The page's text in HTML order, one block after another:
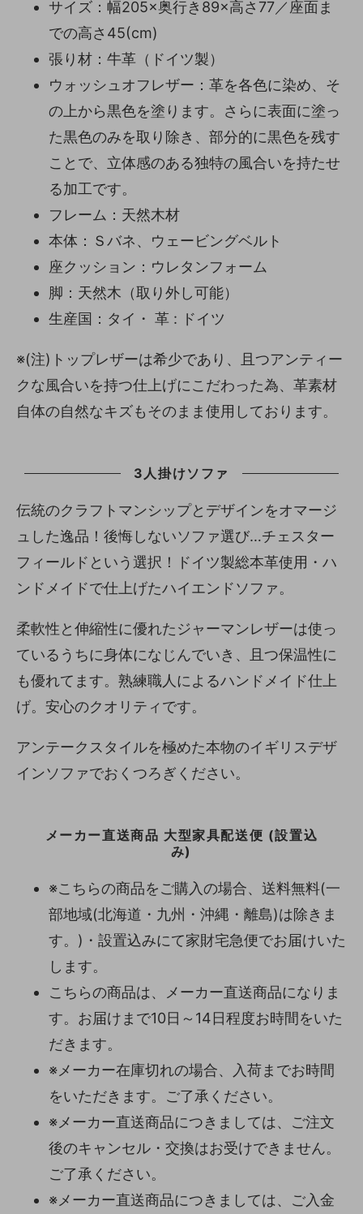
サイズ：幅205×奥行き89×高さ77／座面ま
での高さ45(cm)
張り材：牛革（ドイツ製）
ウォッシュオフレザー：革を各色に染め、そ
の上から黒色を塗ります。さらに表面に塗っ
た黒色のみを取り除き、部分的に黒色を残す
ことで、立体感のある独特の風合いを持たせ
る加工です。
フレーム：天然木材
本体：Ｓバネ、ウェービングベルト
座クッション：ウレタンフォーム
脚：天然木（取り外し可能）
生産国：タイ・ 革 : ドイツ
※(注)トップレザーは希少であり、且つアンティー
クな風合いを持つ仕上げにこだわった為、革素材
自体の自然なキズもそのまま使用しております。
3人掛けソファ
伝統のクラフトマンシップとデザインをオマージ
ュした逸品！後悔しないソファ選び…チェスター
フィールドという選択！ドイツ製総本革使用・ハ
ンドメイドで仕上げたハイエンドソファ。
柔軟性と伸縮性に優れたジャーマンレザーは使っ
ているうちに身体になじんでいき、且つ保温性に
も優れてます。熟練職人によるハンドメイド仕上
げ。安心のクオリティです。
アンテークスタイルを極めた本物のイギリスデザ
インソファでおくつろぎください。
メーカー直送商品 大型家具配送便 (設置込
み)
※こちらの商品をご購入の場合、送料無料(一
部地域(北海道・九州・沖縄・離島)は除きま
す。)・設置込みにて家財宅急便でお届けいた
します。
こちらの商品は、メーカー直送商品になりま
す。お届けまで10日～14日程度お時間をいた
だきます。
※メーカー在庫切れの場合、入荷までお時間
をいただきます。ご了承ください。
※メーカー直送商品につきましては、ご注文
後のキャンセル・交換はお受けできません。
ご了承ください。
※メーカー直送商品につきましては、ご入金